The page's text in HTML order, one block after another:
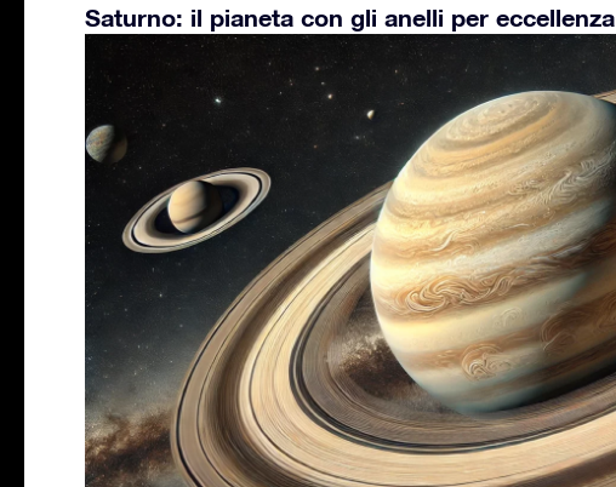
Saturno: il pianeta con gli anelli per eccellenza